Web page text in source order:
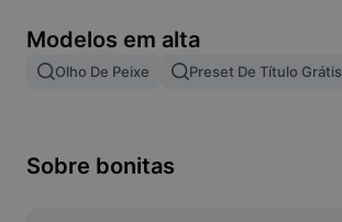
Mesclar imagens
Redimensionar Imagem
Modelos em alta
Olho De Peixe Preset De Título Grátis
Sobre bonitas